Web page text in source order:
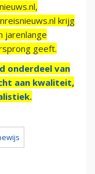
krijg
jarenlange
geeft.
onderdeel van
aan kwaliteit,